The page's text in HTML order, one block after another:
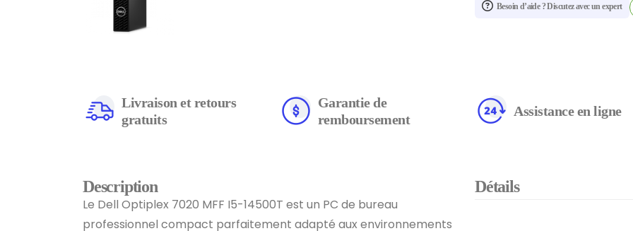
Besoin d’aide ? Discutez avec un expert
Livraison et retours
gratuits
Garantie de
remboursement
Assistance en ligne
Description
Le Dell Optiplex 7020 MFF I5-14500T est un PC de bureau
professionnel compact parfaitement adapté aux environnements
Détails